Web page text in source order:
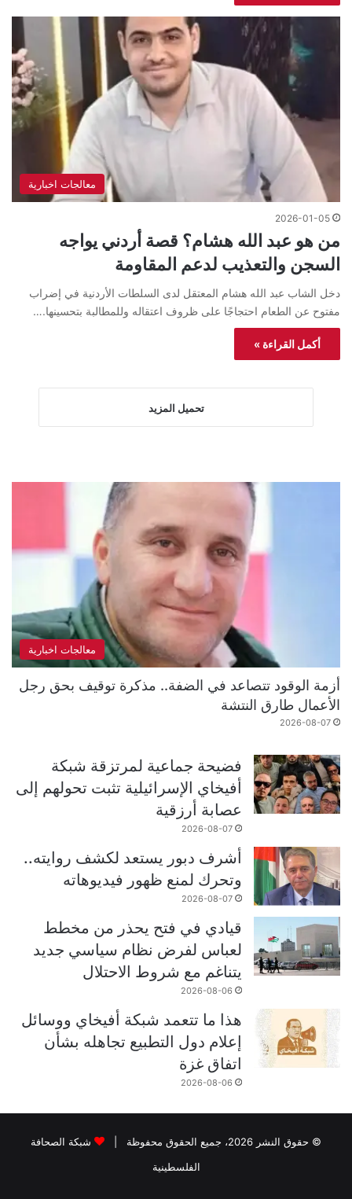
معالجات اخبارية
2026-01-05
من هو عبد الله هشام؟ قصة أردني يواجه
السجن والتعذيب لدعم المقاومة
دخل الشاب عبد الله هشام المعتقل لدى السلطات الأردنية في إضراب
مفتوح عن الطعام احتجاجًا على ظروف اعتقاله وللمطالبة بتحسينها.…
أكمل القراءة »
تحميل المزيد
معالجات اخبارية
أزمة الوقود تتصاعد في الضفة.. مذكرة توقيف بحق رجل
الأعمال طارق النتشة
2026-08-07
فضيحة جماعية لمرتزقة شبكة
أفيخاي الإسرائيلية تثبت تحولهم إلى
عصابة أرزقية
2026-08-07
أشرف دبور يستعد لكشف روايته..
وتحرك لمنع ظهور فيديوهاته
2026-08-07
قيادي في فتح يحذر من مخطط
لعباس لفرض نظام سياسي جديد
يتناغم مع شروط الاحتلال
2026-08-06
هذا ما تتعمد شبكة أفيخاي ووسائل
إعلام دول التطبيع تجاهله بشأن
اتفاق غزة
2026-08-06
© حقوق النشر 2026، جميع الحقوق محفوظة |
شبكة الصحافة
الفلسطينية